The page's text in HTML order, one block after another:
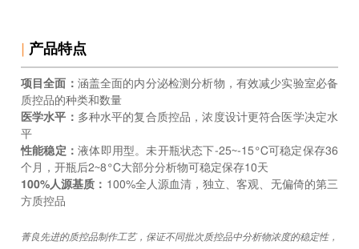
产品特点
项目全面： 涵盖全面的内分泌检测分析物，有效减少实验室必备
质控品的种类和数量
医学水平： 多种水平的复合质控品，浓度设计更符合医学决定水
平
性能稳定：液体即用型。未开瓶状态下-25~-15°C可稳定保存36
个月，开瓶后2~8°C大部分分析物可稳定保存10天
100%人源基质： 100%全人源血清，独立、客观、无偏倚的第三
方质控品
菁良先进的质控品制作工艺，保证不同批次质控品中分析物浓度的稳定性，